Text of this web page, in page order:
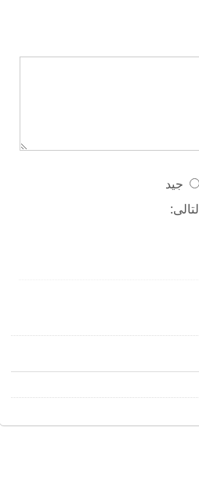
جيد